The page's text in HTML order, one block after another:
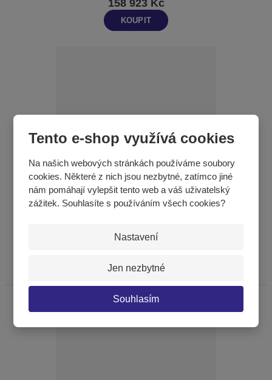
Tento e-shop využívá cookies
Na našich webových stránkách používáme soubory
cookies. Některé z nich jsou nezbytné, zatímco jiné
nám pomáhají vylepšit tento web a váš uživatelský
zážitek. Souhlasíte s používáním všech cookies?
Nastavení
Jen nezbytné
Souhlasím
158 923 Kč
KOUPIT
Gymnastická sada pro školky
29 179 Kč